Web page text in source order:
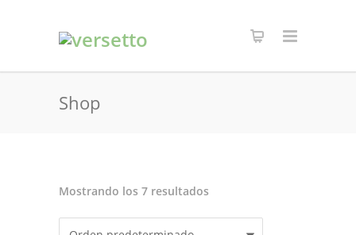
Shop
Mostrando los 7 resultados